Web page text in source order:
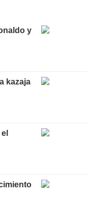
y
kazaja